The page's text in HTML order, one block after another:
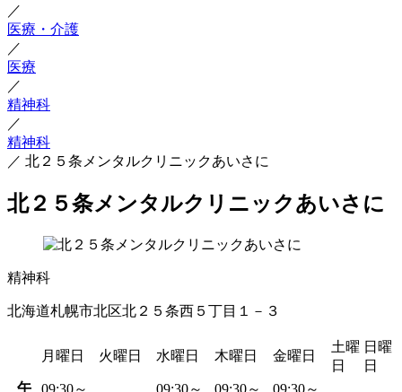
／
医療・介護
／
医療
／
精神科
／
精神科
／ 北２５条メンタルクリニックあいさに
北２５条メンタルクリニックあいさに
精神科
北海道札幌市北区北２５条西５丁目１－３
月曜日 火曜日 水曜日 木曜日 金曜日
土曜
日
日曜
日
午
09:30～
09:30～
09:30～
09:30～